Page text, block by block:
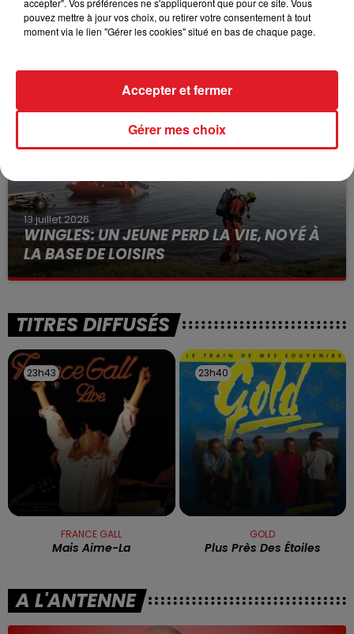
15 juillet 2026
BÉTHUNE: ENQUÊTE POUR HOMICIDE
Selon les premiers éléments, le logement servait
à des prostituées
13 juillet 2026
WINGLES: UN JEUNE PERD LA VIE, NOYÉ À
LA BASE DE LOISIRS
La victime a coulé à pic
TITRES DIFFUSÉS
23h43
23h43
FRANCE GALL
Mais Aime-La
23h40
23h40
GOLD
Plus Près Des Étoiles
A L'ANTENNE
accepter". Vos préférences ne s'appliqueront que pour ce site. Vous
pouvez mettre à jour vos choix, ou retirer votre consentement à tout
moment via le lien "Gérer les cookies" situé en bas de chaque page.
Gérer mes choix
Accepter et fermer